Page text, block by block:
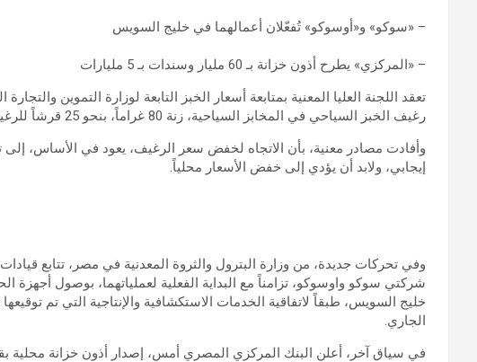
– «سوكو» و«أوسوكو» تُفعّلان أعمالهما في خليج السويس
– «المركزي» يطرح أذون خزانة بـ 60 مليار وسندات بـ 5 مليارات
تعقد اللجنة العليا المعنية بمتابعة أسعار الخبز التابعة لوزارة التموين
رغيف الخبز السياحي في المخابز السياحية، زنة 80 غراماً، بنحو 25 قرشاً للرغيف، لينخفض من 150 إلى 125 قرشاً.
وأفادت مصادر معنية، بأن الاتجاه لخفض سعر الرغيف، يعود في الأساس، إلى
إيجابي، ولابد أن يؤدي إلى خفض الأسعار محلياً.
وفي تحركات جديدة، من وزارة البترول والثروة المعدنية في مصر، تتابع
شركتي سوكو واوسوكو، تزامناً مع البداية الفعلية لعملياتهما، بوصول
خليج السويس، طبقاً لاتفاقية الخدمات الاستكشافية والإنتاجية التي تم
الجاري.